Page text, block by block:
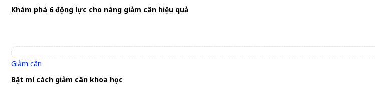
Khám phá 6 động lực cho nàng giảm cân hiệu quả
Giảm cân
Bật mí cách giảm cân khoa học